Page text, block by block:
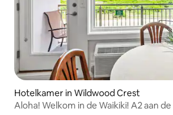
Hotelkamer in Wildwood Crest
Aloha! Welkom in de Waikiki! A2 aan